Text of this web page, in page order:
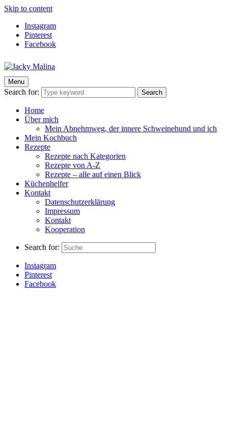
Skip to content
Instagram
Pinterest
Facebook
Jacky Malina
Der Food Blog mit einfachen und schnellen Rezepten
Menu
Search for: Search
Home
Über mich
Mein Abnehmweg, der innere Schweinehund und ich
Mein Kochbuch
Rezepte
Rezepte nach Kategorien
Rezepte von A-Z
Rezepte – alle auf einen Blick
Küchenhelfer
Kontakt
Datenschutzerklärung
Impressum
Kontakt
Kooperation
Search for:
Instagram
Pinterest
Facebook